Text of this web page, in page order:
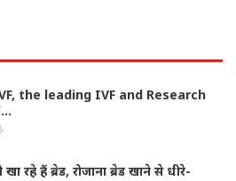
the leading IVF and Research
रहे हैं ब्रेड, रोजाना ब्रेड खाने से धीरे-